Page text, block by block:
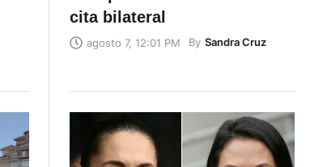
cita bilateral
agosto 7, 12:01 PM By Sandra Cruz